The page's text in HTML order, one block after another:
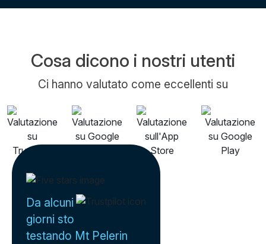
Cosa dicono i nostri utenti
Ci hanno valutato come eccellenti su
Da alcuni
giorni sto
testando Mt Pelerin